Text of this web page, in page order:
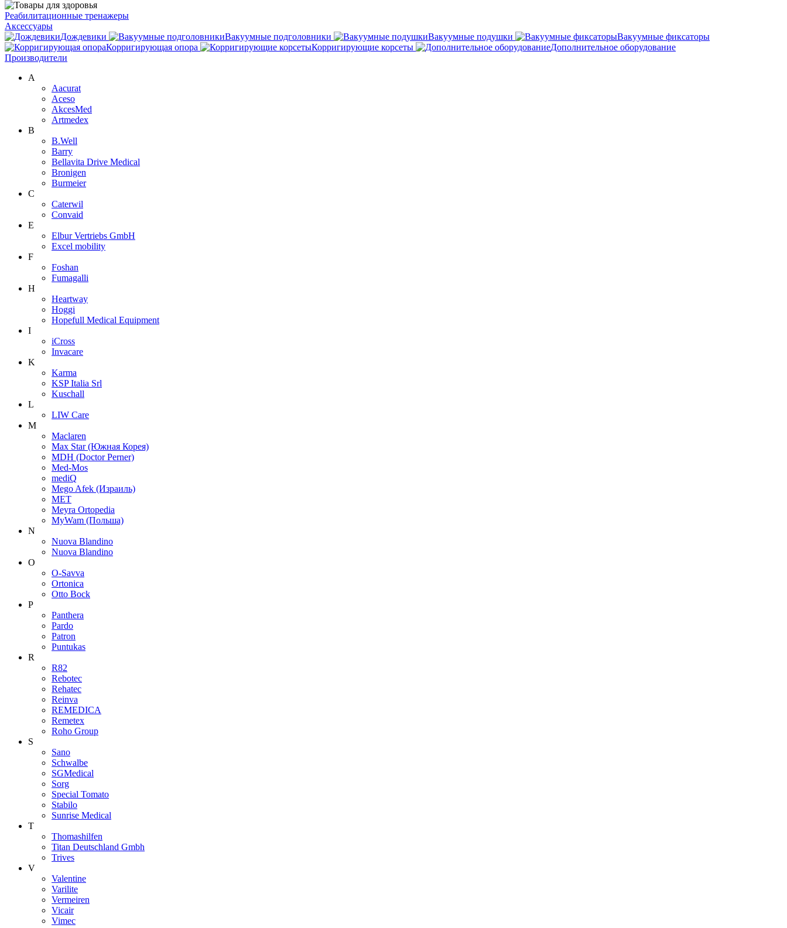
Реабилитационные тренажеры
Аксессуары
Дождевики
Вакуумные подголовники Вакуумные подушки
Вакуумные фиксаторы
Корригирующая опора
Корригирующие корсеты
Дополнительное оборудование
Производители
A
Aacurat
Aceso
AkcesMed
Artmedex
B
B.Well
Barry
Bellavita Drive Medical
Bronigen
Burmeier
C
Caterwil
Convaid
E
Elbur Vertriebs GmbH
Excel mobility
F
Foshan
Fumagalli
H
Heartway
Hoggi
Hopefull Medical Equipment
I
iCross
Invacare
K
Karma
KSP Italia Srl
Kuschall
L
LIW Care
M
Maclaren
Max Star (Южная Корея)
MDH (Doctor Perner)
Med-Mos
mediQ
Mego Afek (Израиль)
MET
Meyra Ortopedia
MyWam (Польша)
N
Nuova Blandino
Nuova Blandino
O
O-Savva
Ortonica
Otto Bock
P
Panthera
Pardo
Patron
Puntukas
R
R82
Rebotec
Rehatec
Reinva
REMEDICA
Remetex
Roho Group
S
Sano
Schwalbe
SGMedical
Sorg
Special Tomato
Stabilo
Sunrise Medical
T
Thomashilfen
Titan Deutschland Gmbh
Trives
V
Valentine
Varilite
Vermeiren
Vicair
Vimec